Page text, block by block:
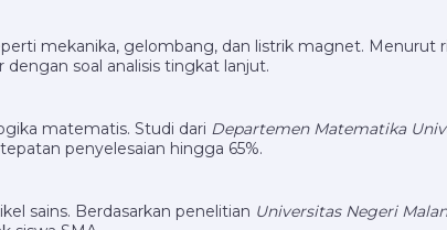
mekanika, gelombang, dan listrik magnet. Menurut
soal analisis tingkat lanjut.
matematis. Studi dari Departemen Matematika
penyelesaian hingga 65%.
sains. Berdasarkan penelitian Universitas Negeri